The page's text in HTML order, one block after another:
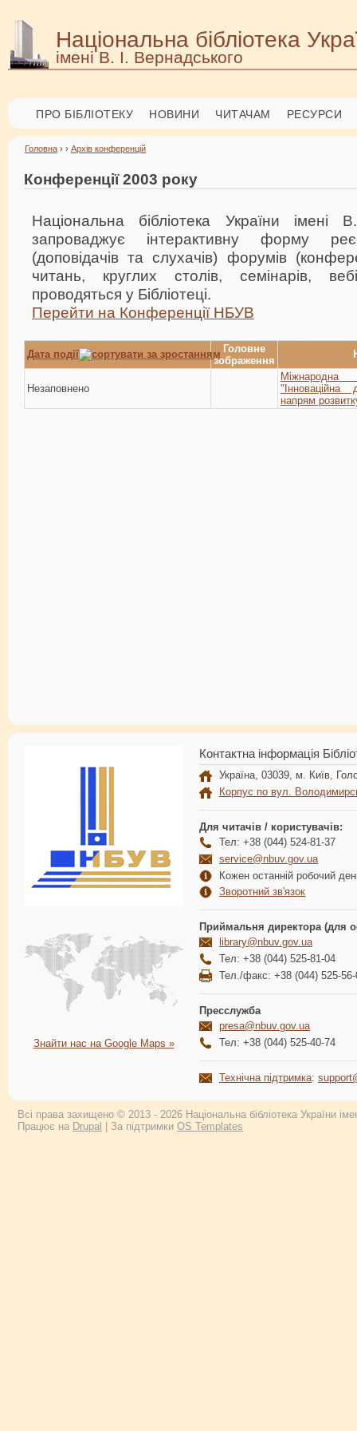
Національна бібліотека
імені В. І. Вернадського
ПРО БІБЛІОТЕКУ НОВИНИ ЧИТАЧАМ РЕСУРСИ
Головна › › Архів конференцій
Конференції 2003 року
Національна бібліотека України імені
запроваджує інтерактивну форму
(доповідачів та слухачів) форумів
читань, круглих столів, семінарів,
проводяться у Бібліотеці.
Перейти на Конференції НБУВ
Дата події
Головне
зображення
Незаповнено
"Інноваційна
напрям
Знайти нас на Google Maps »
Контактна інформація
Україна, 03039, м. Київ,
Корпус по вул.
Для читачів / користувачів:
Тел: +38 (044) 524-81-37
service@nbuv.gov.ua
Кожен останній робочий
Зворотний зв'язок
Приймальня директора (для
library@nbuv.gov.ua
Тел: +38 (044) 525-81-04
Тел./факс: +38 (044) 525-56-
Пресслужба
presa@nbuv.gov.ua
Тел: +38 (044) 525-40-74
Технічна підтримка:
Всі права захищено © 2013 - 2026 Національна бібліотека України
Працює на Drupal | За підтримки OS Templates